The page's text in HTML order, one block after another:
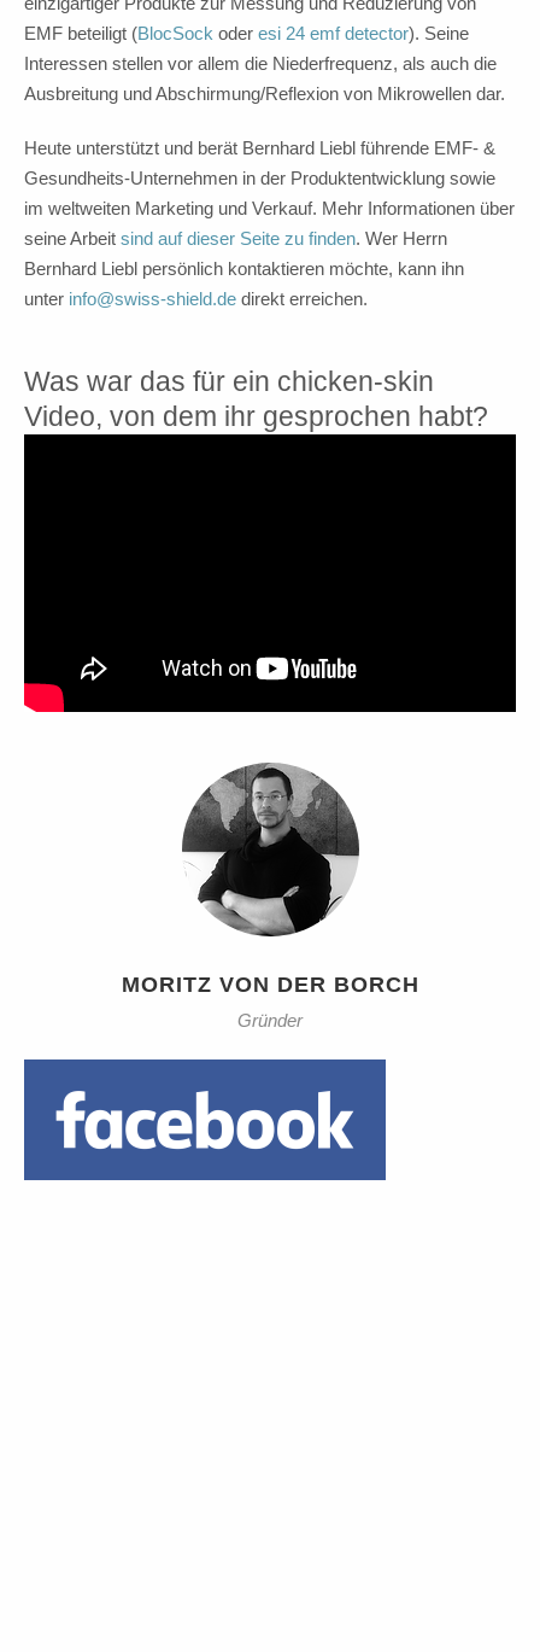
EMF beteiligt (BlocSock oder esi 24 emf detector). Seine
Interessen stellen vor allem die Niederfrequenz, als auch die
Ausbreitung und Abschirmung/Reflexion von Mikrowellen dar.
Heute unterstützt und berät Bernhard Liebl führende EMF- &
Gesundheits-Unternehmen in der Produktentwicklung sowie
im weltweiten Marketing und Verkauf. Mehr Informationen über
seine Arbeit sind auf dieser Seite zu finden. Wer Herrn
Bernhard Liebl persönlich kontaktieren möchte, kann ihn
unter info@swiss-shield.de direkt erreichen.
Was war das für ein chicken-skin
Video, von dem ihr gesprochen habt?
MORITZ VON DER BORCH
Gründer